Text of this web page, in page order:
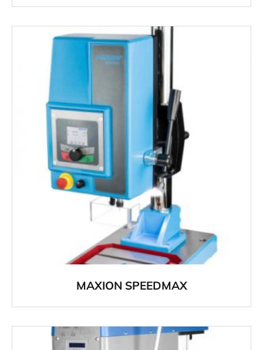
MAXION SPEEDMAX